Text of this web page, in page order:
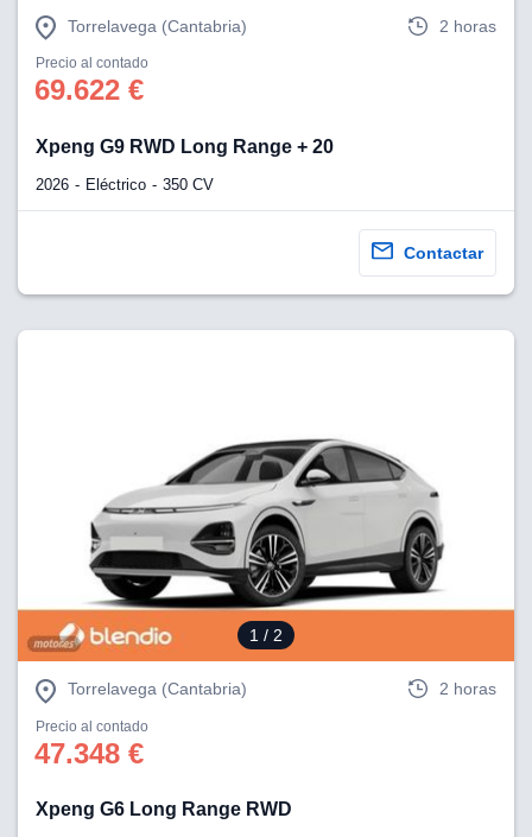
Torrelavega (Cantabria) 2 horas
Precio al contado
69.622 €
Xpeng G9 RWD Long Range + 20
2026 Eléctrico 350 CV
Contactar
1 / 2
Torrelavega (Cantabria) 2 horas
Precio al contado
47.348 €
Xpeng G6 Long Range RWD